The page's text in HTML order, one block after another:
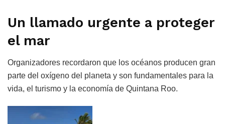
Un llamado urgente a proteger
el mar
Organizadores recordaron que los océanos producen gran
parte del oxígeno del planeta y son fundamentales para la
vida, el turismo y la economía de Quintana Roo.